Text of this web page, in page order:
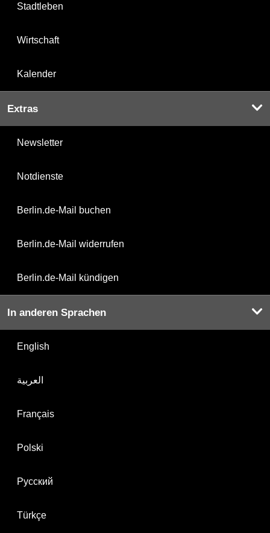
Stadtleben
Wirtschaft
Kalender
Extras
Newsletter
Notdienste
Berlin.de-Mail buchen
Berlin.de-Mail widerrufen
Berlin.de-Mail kündigen
In anderen Sprachen
English
العربية
Français
Polski
Русский
Türkçe